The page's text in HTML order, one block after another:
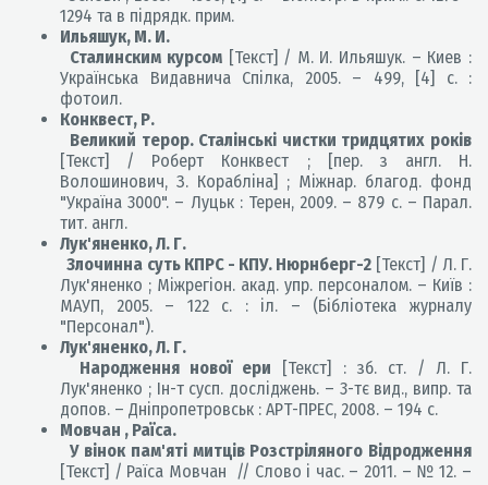
1294 та в підрядк. прим.
Ильяшук, М. И.
Сталинским курсом[Текст] / М. И. Ильяшук. – Киев :
Українська Видавнича Спілка, 2005. – 499, [4] с. :
фотоил.
Конквест, Р.
Великий терор. Сталінські чистки тридцятих років
[Текст] / Роберт Конквест ; [пер. з англ. Н.
Волошинович, З. Корабліна] ; Міжнар. благод. фонд
"Україна 3000". – Луцьк : Терен, 2009. – 879 с. – Парал.
тит. англ.
Лук'яненко, Л. Г.
Злочинна суть КПРС - КПУ. Нюрнберг-2 [Текст] / Л. Г.
Лук'яненко ; Міжрегіон. акад. упр. персоналом. – Київ :
МАУП, 2005. – 122 с. : іл. – (Бібліотека журналу
"Персонал").
Лук'яненко, Л. Г.
Народження нової ери [Текст] : зб. ст. / Л. Г.
Лук'яненко ; Ін-т сусп. досліджень. – 3-тє вид., випр. та
допов. – Дніпропетровськ : АРТ-ПРЕС, 2008. – 194 с.
Мовчан , Раїса.
У вінок пам'яті митців Розстріляного Відродження
[Текст] / Раїса Мовчан // Слово і час. – 2011. – № 12. –